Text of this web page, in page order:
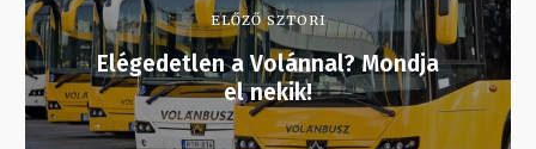
ELŐZŐ SZTORI
Elégedetlen a Volánnal? Mondja
el nekik!